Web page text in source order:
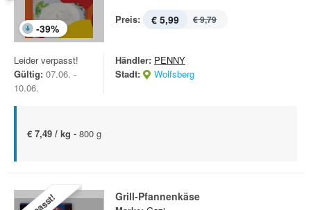
-39%
Preis: € 5,99 € 9,79
Leider verpasst!
Gültig: 07.06. -
10.06.
Händler: PENNY
Stadt:
Wolfsberg
€ 7,49 / kg - 800 g
Grill-Pfannenkäse